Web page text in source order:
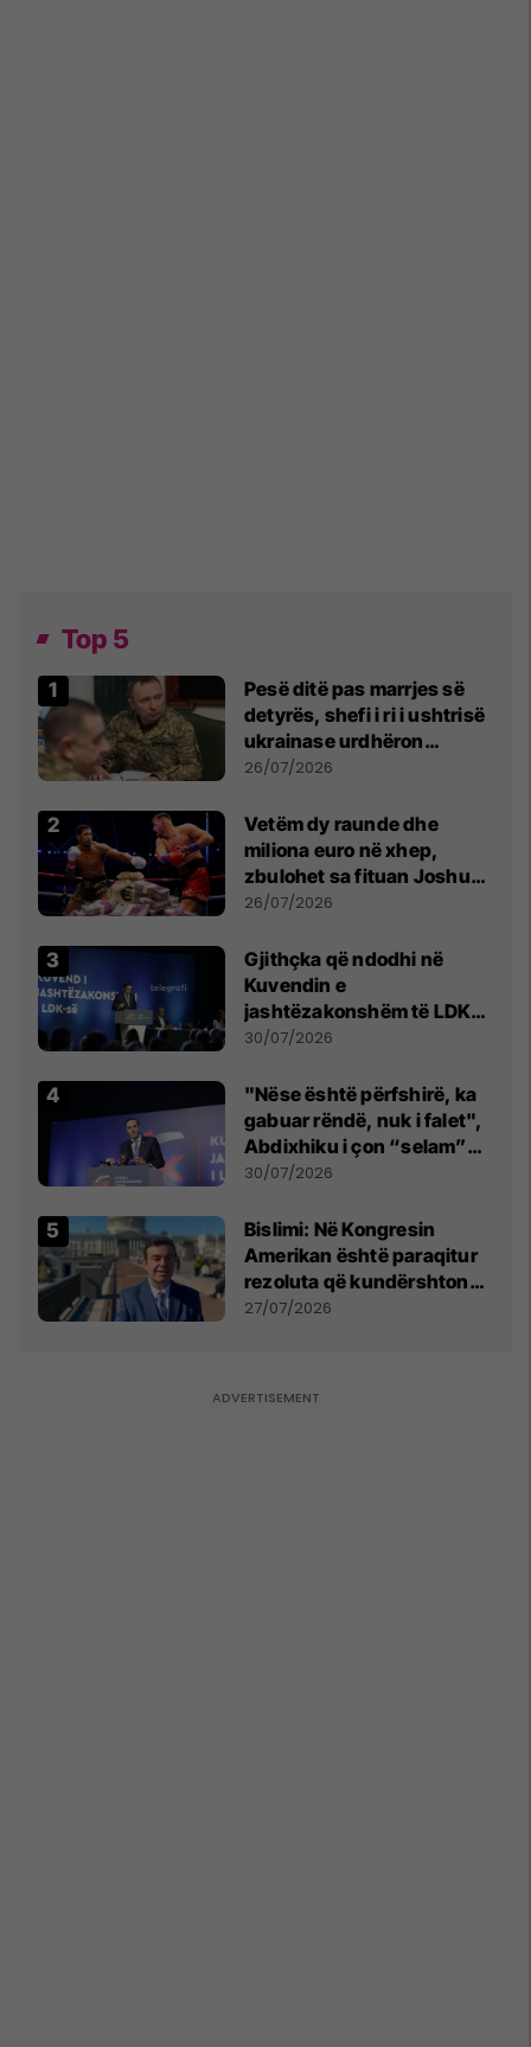
Top 5
Pesë ditë pas marrjes së
detyrës, shefi i ri i ushtrisë
ukrainase urdhëron
kontroll të madh
26/07/2026
Vetëm dy raunde dhe
miliona euro në xhep,
zbulohet sa fituan Joshua
e Prenga
26/07/2026
Gjithçka që ndodhi në
Kuvendin e
jashtëzakonshëm të LDK-
së
30/07/2026
"Nëse është përfshirë, ka
gabuar rëndë, nuk i falet",
Abdixhiku i çon “selam”
Përparim Ramës
30/07/2026
Bislimi: Në Kongresin
Amerikan është paraqitur
rezoluta që kundërshton
mbajtjen e Asamblesë
27/07/2026